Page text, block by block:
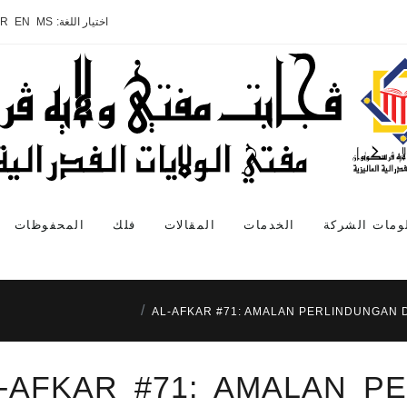
اختيار اللغة: MS
EN
الشركة الخدمات المقالات فلك المحفوظات
AL-AFKAR #71: AMALAN PERLINDUNGAN
AFKAR #71: AMALAN